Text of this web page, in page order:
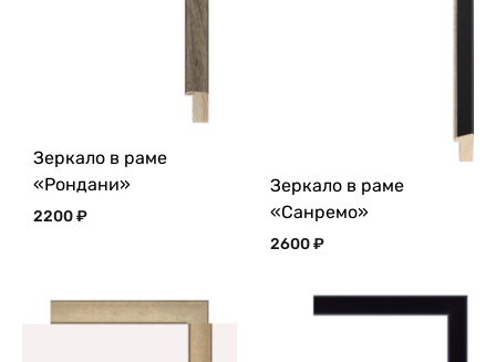
Зеркало в раме
«Рондани»
2200₽
Зеркало в раме
«Санремо»
2600₽